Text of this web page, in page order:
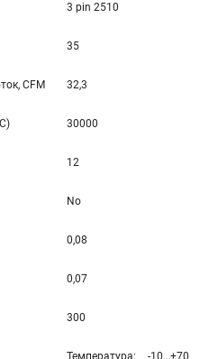
3 pin 2510
35
CFM 32,3
30000
12
No
0,08
0,07
300
Температура: -10…+70